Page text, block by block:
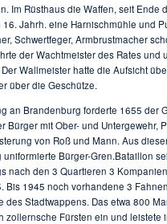
Im Rüsthaus die Waffen, seit Ende
16. Jahrh. eine Harnischmühle und
Schwertfeger, Armbrustmacher
der Wachtmeister des Rates und
Wallmeister hatte die Aufsicht
über die Geschütze.
an Brandenburg forderte 1655 der
Bürger mit Ober- und Untergewehr,
von Roß und Mann. Aus
Bürger-Gren.Bataillon
nach den 3 Quartieren 3
Bis 1945 noch vorhandene 3
des Stadtwappens. Das etwa 800
zollernsche Fürsten ein und leistete